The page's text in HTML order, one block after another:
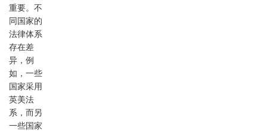
重要。不
同国家的
法律体系
存在差
异，例
如，一些
国家采用
英美法
系，而另
一些国家